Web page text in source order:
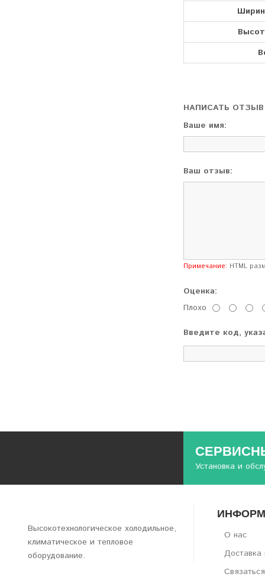
НАПИСАТЬ ОТЗЫВ
Ваше имя:
Ваш отзыв:
Примечание: HTML
Оценка:
Плохо
Введите код,
Установка и
Высокотехнологическое холодильное,
климатическое и тепловое
оборудование.
О нас
Доставка